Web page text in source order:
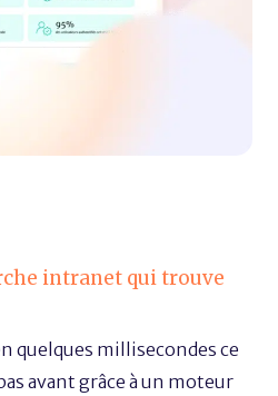
intranet qui trouve
quelques millisecondes ce
avant grâce à un moteur